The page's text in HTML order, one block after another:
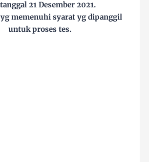
21 Desember 2021.
memenuhi syarat yg dipanggil
untuk proses tes.